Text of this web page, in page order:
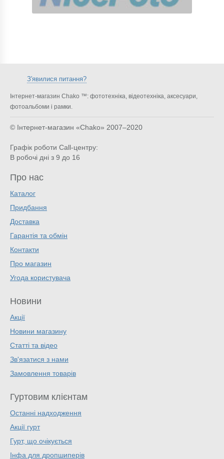
З'явилися питання?
Інтернет-магазин Chako ™: фототехніка, відеотехніка, аксесуари,
фотоальбоми і рамки.
© Інтернет-магазин «Chako» 2007–2020
Графік роботи Call-центру:
В робочі дні з 9 до 16
Про нас
Каталог
Придбання
Доставка
Гарантія та обмін
Контакти
Про магазин
Угода користувача
Новини
Акції
Новини магазину
Статті та відео
Зв'язатися з нами
Замовлення товарів
Гуртовим клієнтам
Останні надходження
Акції гурт
Гурт, що очікується
Інфа для дропшиперів